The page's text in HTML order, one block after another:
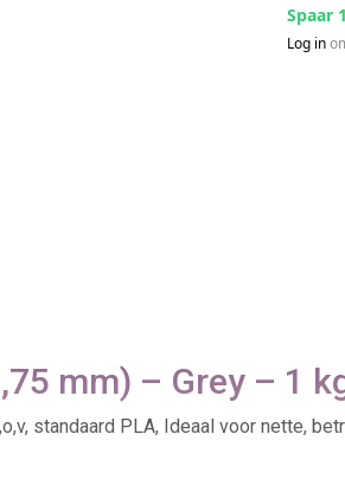
Spaar
Log in
mm) – Grey – 1
standaard PLA, Ideaal voor nette,